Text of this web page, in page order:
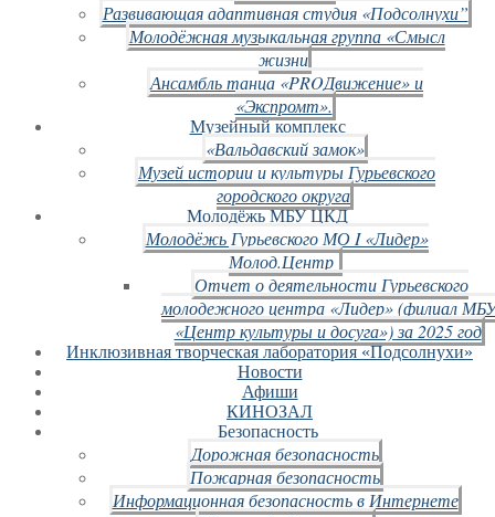
Развивающая адаптивная студия «Подсолнухи”
Молодёжная музыкальная группа «Смысл
жизни
Ансамбль танца «PROДвижение» и
«Экспромт».
Музейный комплекс
«Вальдавский замок»
Музей истории и культуры Гурьевского
городского округа
Молодёжь МБУ ЦКД
Молодёжь Гурьевского МО I «Лидер»
Молод.Центр
Отчет о деятельности Гурьевского
молодежного центра «Лидер» (филиал
«Центр культуры и досуга») за 2025 год
Инклюзивная творческая лаборатория «Подсолнухи»
Новости
Афиши
КИНОЗАЛ
Безопасность
Дорожная безопасность
Пожарная безопасность
Информационная безопасность в Интернете